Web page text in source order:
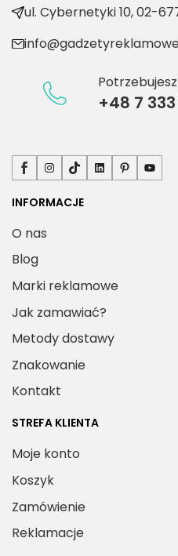
ul. Cybernetyki 10, 02-
+48 7
Facebook
Instagram
TikTokLinkedInPinterest
INFORMACJE
O nas
Blog
Marki reklamowe
Jak zamawiać?
Metody dostawy
Znakowanie
Kontakt
STREFA KLIENTA
Moje konto
Koszyk
Zamówienie
Reklamacje